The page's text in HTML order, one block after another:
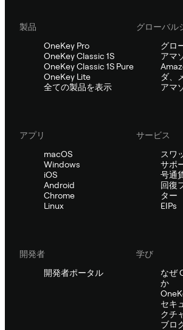
製品
OneKey Pro
OneKey Classic 1S
OneKey Classic 1S Pure
OneKey Lite
全ての製品を表示
グローバル
グロ
アマ
ダ、
アマ
アプリ
macOS
Windows
iOS
Android
Chrome
Linux
サービス
スワ
サポ
号通
回復
ター
EIPs
開発者
開発者ポータル
学び
なぜ
か
セキ
クチ
ブロ